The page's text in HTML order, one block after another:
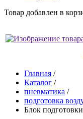
Товар добавлен в
Главная /
Каталог /
пневматика /
подготовка
Блок